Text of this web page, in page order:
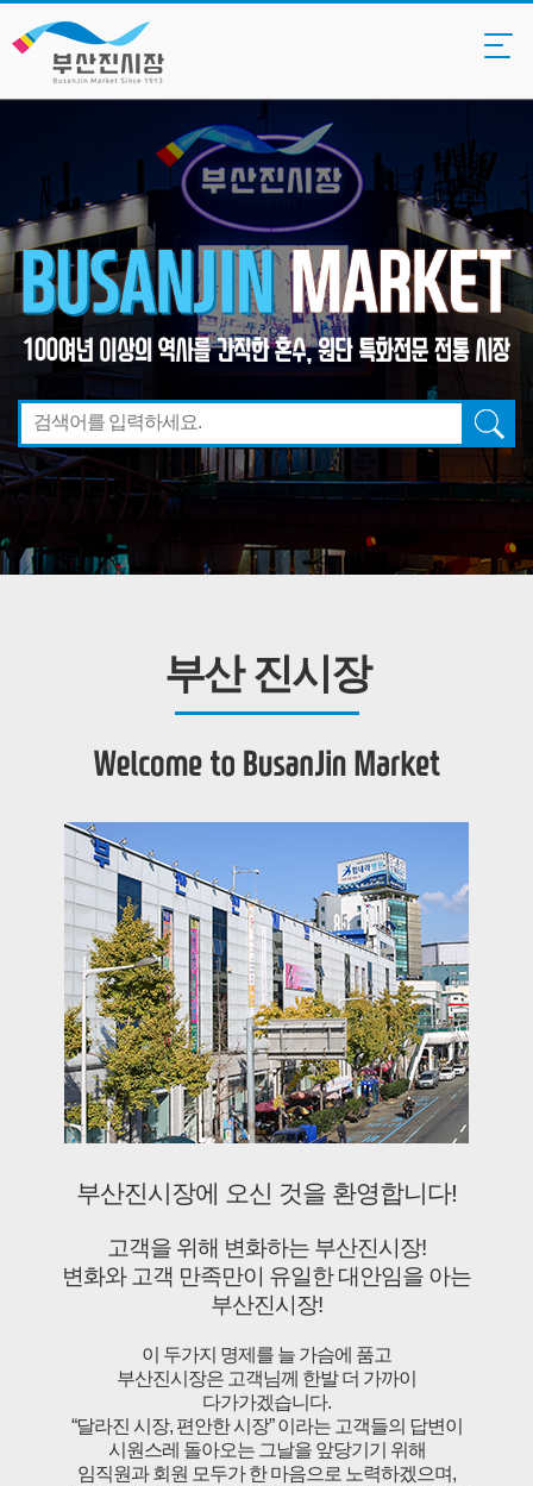
부산 진시장
부산진시장에 오신 것을 환영합니다!
고객을 위해 변화하는 부산진시장!
변화와 고객 만족만이 유일한 대안임을 아는
부산진시장!
이 두가지 명제를 늘 가슴에 품고
부산진시장은 고객님께 한발 더 가까이
다가가겠습니다.
“달라진 시장, 편안한 시장” 이라는 고객들의 답변이
시원스레 돌아오는 그날을 앞당기기 위해
임직원과 회원 모두가 한 마음으로 노력하겠으며,